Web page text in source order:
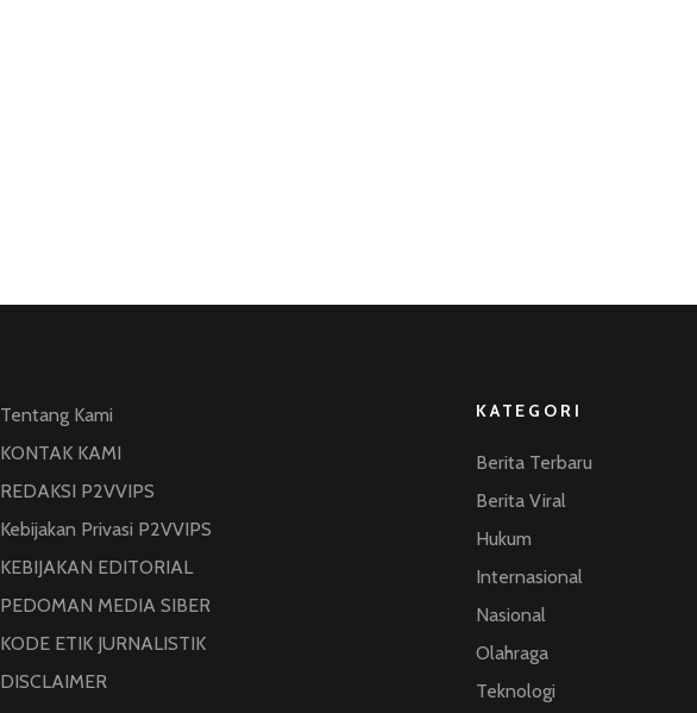
Tentang Kami
KONTAK KAMI
REDAKSI P2VVIPS
Kebijakan Privasi P2VVIPS
KEBIJAKAN EDITORIAL
PEDOMAN MEDIA SIBER
KODE ETIK JURNALISTIK
DISCLAIMER
KATEGORI
Berita Terbaru
Berita Viral
Hukum
Internasional
Nasional
Olahraga
Teknologi